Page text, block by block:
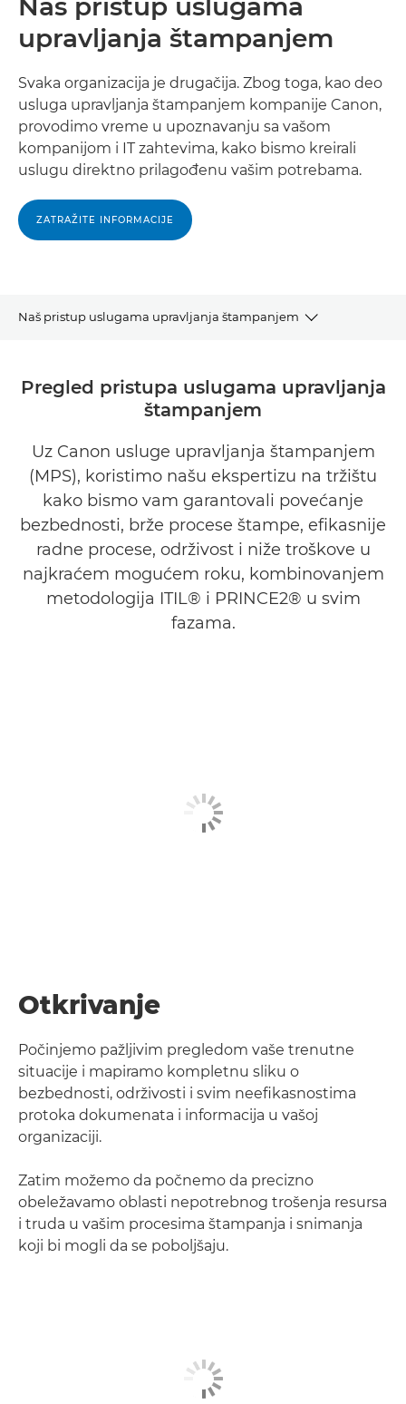
Naš pristup uslugama
upravljanja štampanjem
Svaka organizacija je drugačija. Zbog toga, kao deo
usluga upravljanja štampanjem kompanije Canon,
provodimo vreme u upoznavanju sa vašom
kompanijom i IT zahtevima, kako bismo kreirali
uslugu direktno prilagođenu vašim potrebama.
ZATRAŽITE INFORMACIJE
Naš pristup uslugama upravljanja štampanjem
DIZAJN
TRANZICIJA I IMPLEMENTACIJA
UPRAVLJANJE I PODRŠKA
PREGLED
Pregled pristupa uslugama upravljanja
štampanjem
Uz Canon usluge upravljanja štampanjem
(MPS), koristimo našu ekspertizu na tržištu
kako bismo vam garantovali povećanje
bezbednosti, brže procese štampe, efikasnije
radne procese, održivost i niže troškove u
najkraćem mogućem roku, kombinovanjem
metodologija ITIL® i PRINCE2® u svim
fazama.
Otkrivanje
Počinjemo pažljivim pregledom vaše trenutne
situacije i mapiramo kompletnu sliku o
bezbednosti, održivosti i svim neefikasnostima
protoka dokumenata i informacija u vašoj
organizaciji.
Zatim možemo da počnemo da precizno
obeležavamo oblasti nepotrebnog trošenja resursa
i truda u vašim procesima štampanja i snimanja
koji bi mogli da se poboljšaju.